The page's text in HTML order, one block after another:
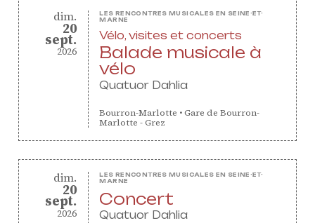
dimanche
dim.
20
septembre
sept.
2026
LES RENCONTRES MUSICALES EN SEINE-ET-
MARNE
Vélo, visites et concerts
Balade musicale à
vélo
Quatuor Dahlia
Bourron-Marlotte •Gare de Bourron-
Marlotte - Grez
dimanche
dim.
20
septembre
sept.
2026
LES RENCONTRES MUSICALES EN SEINE-ET-
MARNE
Concert
Quatuor Dahlia